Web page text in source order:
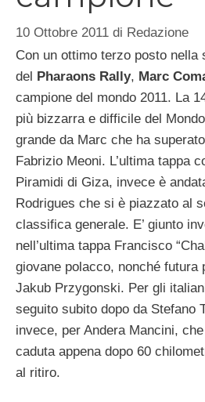
10 Ottobre 2011 di Redazione
Con un ottimo terzo posto nella
del Pharaons Rally, Marc
campione del mondo 2011. La
più bizzarra e difficile del
grande da Marc che ha
Fabrizio Meoni. L’ultima tappa
Piramidi di Giza, invece è
Rodrigues che si è piazzato al
classifica generale. E’ giunto
nell’ultima tappa Francisco
giovane polacco, nonché futura
Jakub Przygonski. Per gli
seguito subito dopo da Stefano
invece, per Andera Mancini,
caduta appena dopo 60
al ritiro.